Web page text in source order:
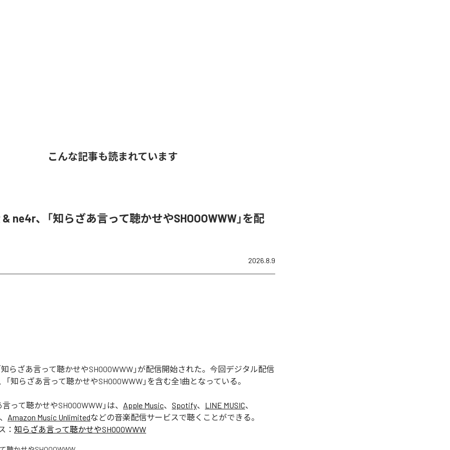
こんな記事も読まれています
& ne4r、「知らざあ言って聴かせやSHOOOWWW」を配
2026.8.9
知らざあ言って聴かせやSHOOOWWW」が配信開始された。今回デジタル配信
知らざあ言って聴かせやSHOOOWWW」を含む全1曲となっている。
って聴かせやSHOOOWWW 」は、 Apple Music、 Spotify、 LINE MUSIC、
、 Amazon Music Unlimitedなどの音楽配信サービスで聴くことができる。
： 知らざあ言って聴かせやSHOOOWWW